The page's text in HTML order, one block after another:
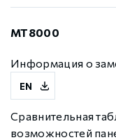
MT8000
Информация о
EN
Сравнительная
возможностей